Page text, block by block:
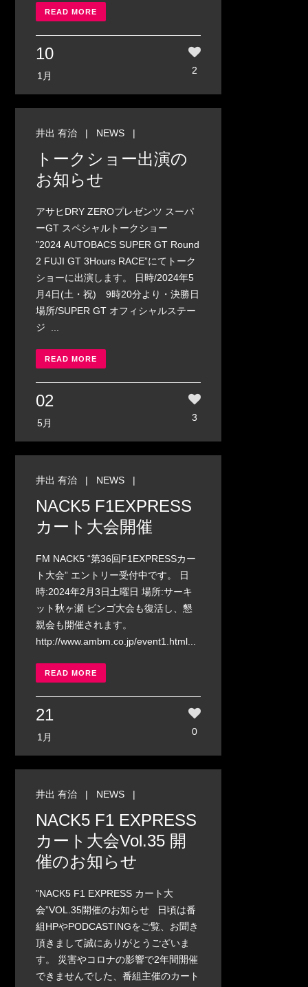
READ MORE
10
1月 2
井出 有治 | NEWS |
トークショー出演の
お知らせ
アサヒDRY ZEROプレゼンツ スーパ
ーGT スペシャルトークショー
”2024 AUTOBACS SUPER GT Round
2 FUJI GT 3Hours RACE”にてトーク
ショーに出演します。 日時/2024年5
月4日(土・祝) 9時20分より・決勝日
場所/SUPER GT オフィシャルステー
ジ ...
READ MORE
02
5月 3
井出 有治 | NEWS |
NACK5 F1EXPRESS
カート大会開催
FM NACK5 “第36回F1EXPRESSカー
ト大会” エントリー受付中です。 日
時:2024年2月3日土曜日 場所:サーキ
ット秋ヶ瀬 ビンゴ大会も復活し、懇
親会も開催されます。
http://www.ambm.co.jp/event1.html...
READ MORE
21
1月 0
井出 有治 | NEWS |
NACK5 F1 EXPRESS
カート大会Vol.35 開
催のお知らせ
”NACK5 F1 EXPRESS カート大
会”VOL.35開催のお知らせ 日頃は番
組HPやPODCASTINGをご覧、お聞き
頂きまして誠にありがとうございま
す。 災害やコロナの影響で2年間開催
できませんでした、番組主催のカート